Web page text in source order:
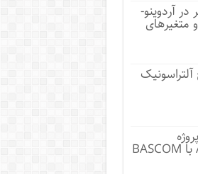
آردوینو-
متغیرهای
دانلود کتاب 11 پروژه